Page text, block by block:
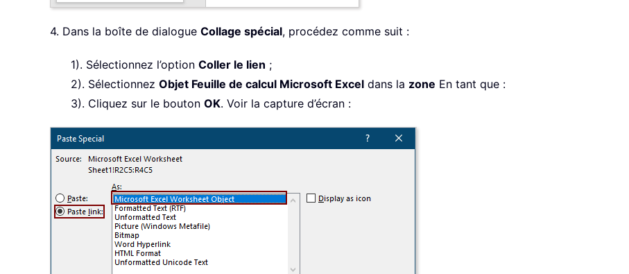
4. Dans la boîte de dialogue Collage spécial, procédez comme suit :
1). Sélectionnez l’option Coller le lien ;
2). Sélectionnez Objet Feuille de calcul Microsoft Excel dans la zone En tant que :
3). Cliquez sur le bouton OK. Voir la capture d’écran :